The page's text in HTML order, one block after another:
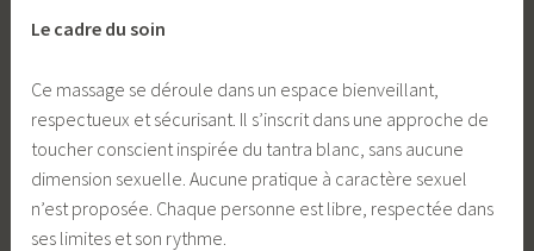
Le cadre du soin
Ce massage se déroule dans un espace bienveillant,
respectueux et sécurisant. Il s’inscrit dans une approche de
toucher conscient inspirée du tantra blanc, sans aucune
dimension sexuelle. Aucune pratique à caractère sexuel
n’est proposée. Chaque personne est libre, respectée dans
ses limites et son rythme.